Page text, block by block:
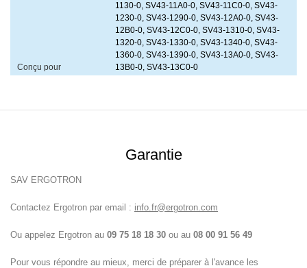
Conçu pour
1130-0, SV43-11A0-0, SV43-11C0-0, SV43-
1230-0, SV43-1290-0, SV43-12A0-0, SV43-
12B0-0, SV43-12C0-0, SV43-1310-0, SV43-
1320-0, SV43-1330-0, SV43-1340-0, SV43-
1360-0, SV43-1390-0, SV43-13A0-0, SV43-
13B0-0, SV43-13C0-0
Garantie
SAV ERGOTRON
Contactez Ergotron par email : info.fr@ergotron.com
Ou appelez Ergotron au 09 75 18 18 30 ou au 08 00 91 56 49
Pour vous répondre au mieux, merci de préparer à l'avance les